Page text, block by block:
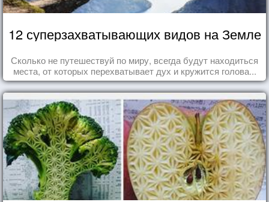
12 суперзахватывающих видов на Земле
Сколько не путешествуй по миру, всегда будут находиться
места, от которых перехватывает дух и кружится голова...